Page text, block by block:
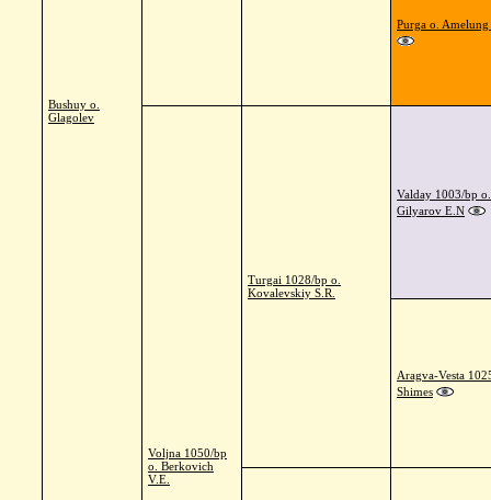
Bushuy o.
Glagolev
Purga o.
Voljna 1050/bp
o. Berkovich
V.E.
Turgai 1028/bp o.
Kovalevskiy S.R.
Valday 1003/bp o.
Gilyarov E.N
Aragva-Vesta
Shimes